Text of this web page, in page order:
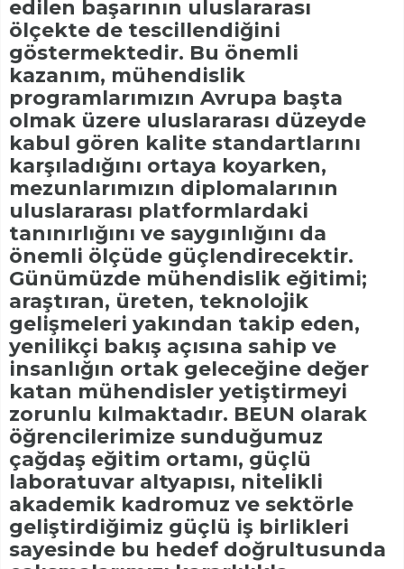
edilen başarının uluslararası
ölçekte de tescillendiğini
göstermektedir. Bu önemli
kazanım, mühendislik
programlarımızın Avrupa başta
olmak üzere uluslararası düzeyde
kabul gören kalite standartlarını
karşıladığını ortaya koyarken,
mezunlarımızın diplomalarının
uluslararası platformlardaki
tanınırlığını ve saygınlığını da
önemli ölçüde güçlendirecektir.
Günümüzde mühendislik eğitimi;
araştıran, üreten, teknolojik
gelişmeleri yakından takip eden,
yenilikçi bakış açısına sahip ve
insanlığın ortak geleceğine değer
katan mühendisler yetiştirmeyi
zorunlu kılmaktadır. BEUN olarak
öğrencilerimize sunduğumuz
çağdaş eğitim ortamı, güçlü
laboratuvar altyapısı, nitelikli
akademik kadromuz ve sektörle
geliştirdiğimiz güçlü iş birlikleri
sayesinde bu hedef doğrultusunda